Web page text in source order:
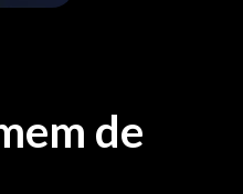
de